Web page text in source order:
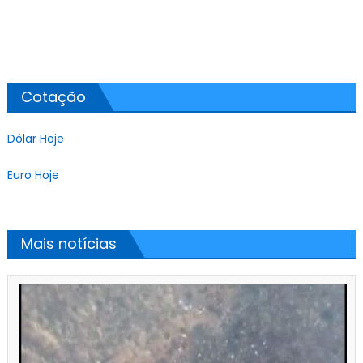
Cotação
Dólar Hoje
Euro Hoje
Mais notícias